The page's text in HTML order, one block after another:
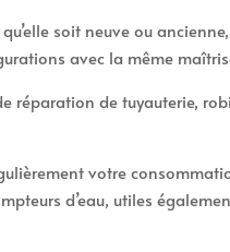
soit neuve ou
avec la même
réparation de tuyauterie,
votre
d’eau, utiles